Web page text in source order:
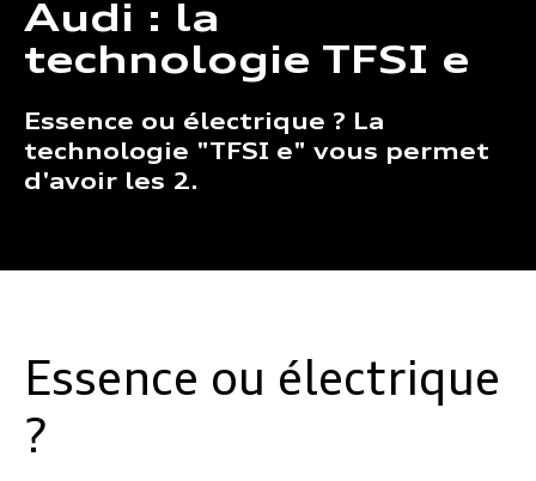
Audi : la
technologie TFSI e
Essence ou électrique ? La
technologie "TFSI e" vous permet
d'avoir les 2.
Essence ou électrique
?